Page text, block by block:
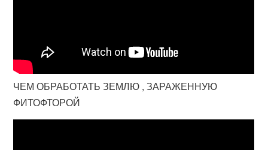
ЧЕМ ОБРАБОТАТЬ ЗЕМЛЮ , ЗАРАЖЕННУЮ
ФИТОФТОРОЙ